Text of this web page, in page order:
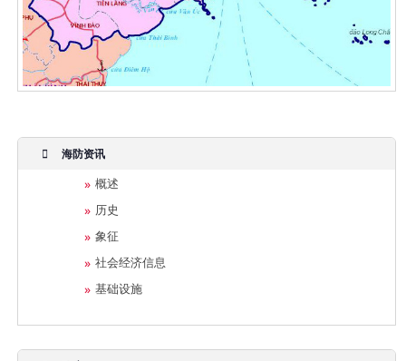
海防资讯
概述
历史
象征
社会经济信息
基础设施